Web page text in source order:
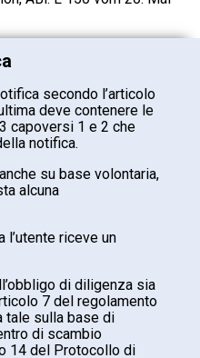
secondo l’articolo
deve contenere le
capoversi 1 e 2 che
notifica.
su base volontaria,
alcuna
l’utente riceve un
di diligenza sia
7 del regolamento
tale sulla base di
di scambio
14 del Protocollo di